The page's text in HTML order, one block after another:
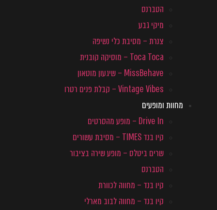
הטברנס
מיקי גבע
צנרת – מסיבת כלי נשיפה
Toca Toca – מוסיקה קובנית
MissBehave – שיגעון מוטאון
Vintage Vibes – קבלת פנים רטרו
מחוות ומופעים
Drive In – מופע מהסרטים
קיו בנד TIMES – מסיבת עשורים
שרים ביטלס – מופע שירה בציבור
הטברנס
קיו בנד – מחווה לכוורת
קיו בנד – מחווה לבוב מארלי